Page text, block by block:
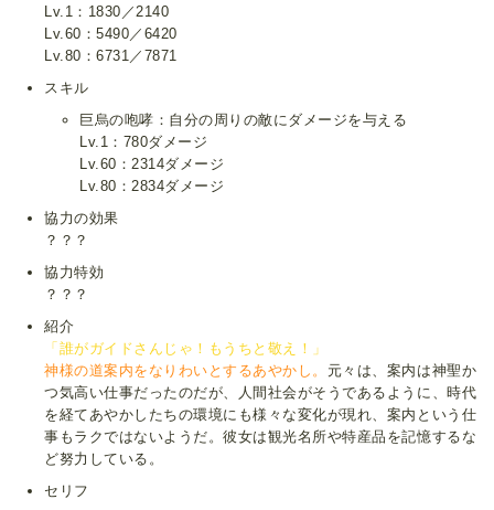
Lv.1：1830／2140
Lv.60：5490／6420
Lv.80：6731／7871
スキル
巨烏の咆哮：自分の周りの敵にダメージを与える
Lv.1：780ダメージ
Lv.60：2314ダメージ
Lv.80：2834ダメージ
協力の効果
？？？
協力特効
？？？
紹介
「誰がガイドさんじゃ！もうちと敬え！」
神様の道案内をなりわいとするあやかし。 元々は、案内は神聖か
つ気高い仕事だったのだが、人間社会がそうであるように、時代
を経てあやかしたちの環境にも様々な変化が現れ、案内という仕
事もラクではないようだ。彼女は観光名所や特産品を記憶するな
ど努力している。
セリフ